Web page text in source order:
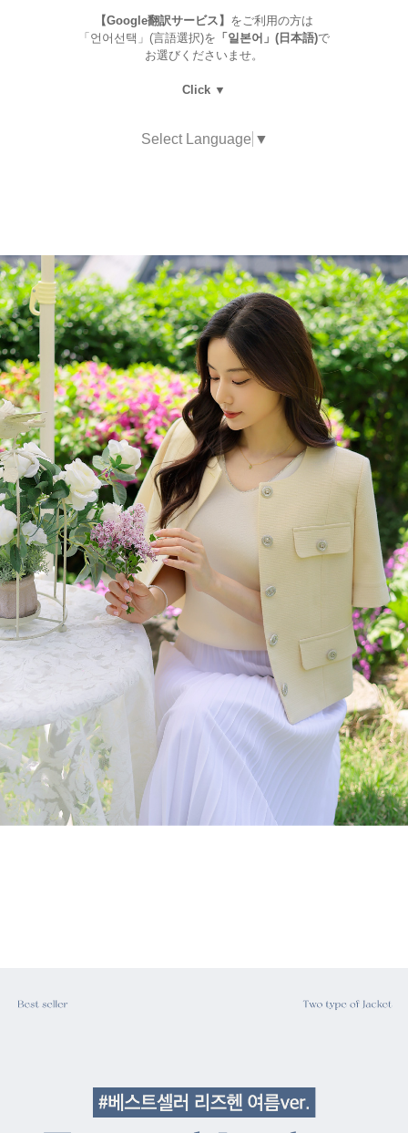
【Google翻訳サービス】 をご利用の方は
「언어선택」(言語選択)を 「일본어」(日本語)で
お選びくださいませ。
Click ▼
Select Language ▼